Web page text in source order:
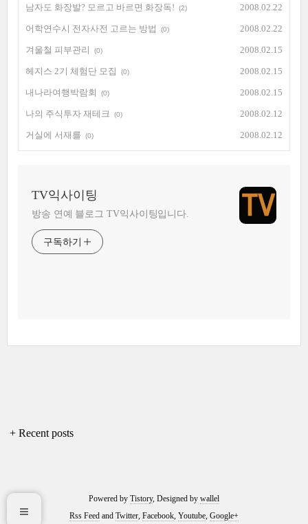
남자도 화장발? 모르고 바르면 화장독! (2) 2008.02.22
어학연수시 전자사전 고르는 방법 (0) 2008.02.22
겨울철 피부관리 (0) 2008.02.15
헤지스 2기 체험단 모집 (0) 2008.02.15
내나라여행박람회 (0) 2008.02.15
나의 주식투자 재테크 (0) 2008.02.12
거실에 서재를 (0) 2008.02.12
TV익사이팅
방송 연예 블로그 TV익사이팅입니다.
구독하기
+ Recent posts
Powered by Tistory, Designed by wallel
Rss Feed and Twitter, Facebook, Youtube, Google+